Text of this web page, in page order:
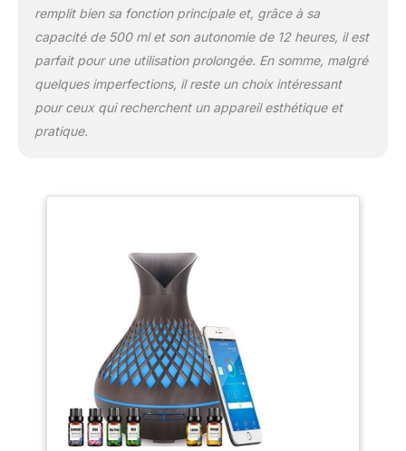
fumée et protéger votre famille contre l'air
trop sec, l'électricité statique et autres
veilleuse colorée pour éclairer votre vision et
ajuster l'atmosphère de sommeil. DESIGN
UNIQUE - Notre diffuseur d'aromathérapie
pour huiles essentielles présente un aspect
moderne imitant le bois comme un
avez des questions sur le produit, n'hésitez
l'équipement et nous vous aiderons à
trouver une solution en temps opportun.
remplit bien sa fonction principale et, grâce à sa
capacité de 500 ml et son autonomie de 12 heures, il est
parfait pour une utilisation prolongée. En somme, malgré
quelques imperfections, il reste un choix intéressant
pour ceux qui recherchent un appareil esthétique et
pratique.